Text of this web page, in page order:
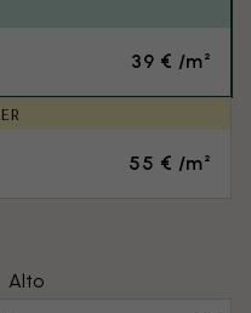
39 € /m²
55 € /m²
Alto